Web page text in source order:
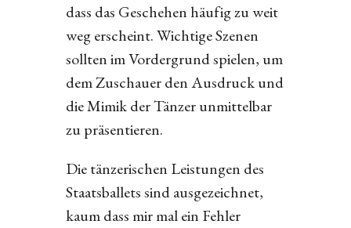
dass das Geschehen häufig zu weit
weg erscheint. Wichtige Szenen
sollten im Vordergrund spielen, um
dem Zuschauer den Ausdruck und
die Mimik der Tänzer unmittelbar
zu präsentieren.
Die tänzerischen Leistungen des
Staatsballets sind ausgezeichnet,
kaum dass mir mal ein Fehler